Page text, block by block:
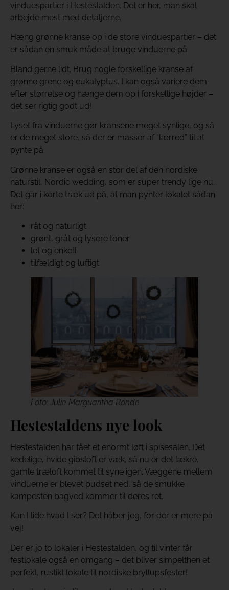
vinduespartier i Hestestalden. Det er her, man skal
arbejde mest med detaljerne.
Hæng grønne kranse op i de store vinduespartier – det
er sådan en smuk måde at bruge vinduerne på.
Bland gerne lidt. Brug nogle forskellige kranse af
grønne grene og eukalyptus. I kan også variere dem
efter størrelse og hænge dem op i forskellige højder –
det ser rigtig godt ud!
Lyset fra vinduerne gør kransene meget synlige, og så
er de meget store, så der er masser af “lærred” til at
pynte på.
Grønne kranse er også en stor del af den nordiske
naturstil, Nordic wedding, som er super trendy lige nu.
Det går i korte træk ud på, at man pynter lokalet sådan
her:
råt og naturligt
grønt, gråt og lysere toner
let og enkelt
tilfældigt og luftigt
Foto: Julie Marguaritha Bonde
Hestestaldens nye look
Hestestalden har fået et enormt løft i spisesalen. Det
kedelige, hvide gibsloft er væk, så nu er det lækre,
gamle træloft kommet til syne igen. Væggene mellem
vinduerne er blevet pudset ned, så de smukke
kampesten bagved kommer til deres ret.
Kan I lide hvad I ser? Det håber jeg, for der er mere på
vej!
Der er jo to lokaler i Hestestalden, og til vinter får
festlokale også en omgang – det bliver simpelthen et
perfekt, rustikt lokale til nordiske bryllupsfester!